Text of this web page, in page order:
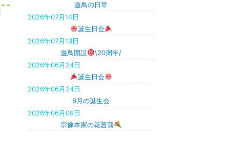
遊鳥の日常
2026年07月14日
誕生日会
2026年07月13日
遊鳥開設
\20周年/
2026年06月24日
誕生日会
2026年06月24日
6月の誕生会
2026年06月09日
宗像本家の花菖蒲